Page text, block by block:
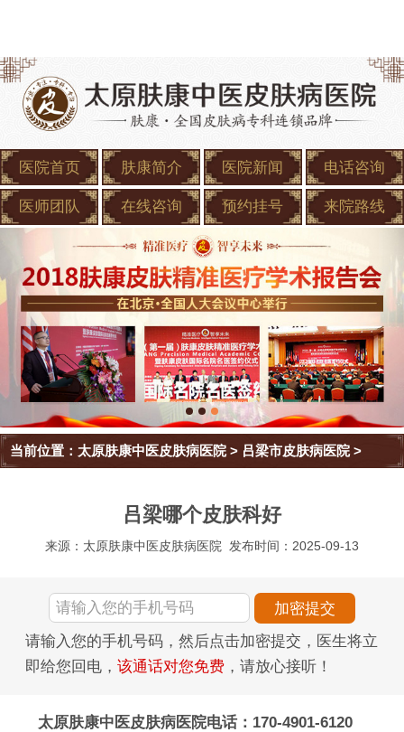
医院首页 肤康简介 医院新闻 电话咨询
医师团队 在线咨询 预约挂号 来院路线
当前位置： 太原肤康中医皮肤病医院> 吕梁市皮肤病医院>
吕梁哪个皮肤科好
来源：太原肤康中医皮肤病医院 发布时间：2025-09-13
请输入您的手机号码，然后点击加密提交，医生将立
即给您回电， 该通话对您免费 ，请放心接听！
太原肤康中医皮肤病医院电话：170-4901-6120